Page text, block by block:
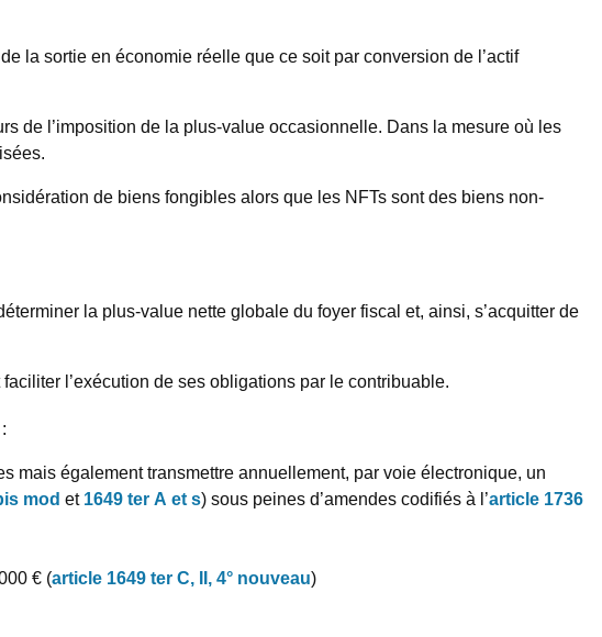
la sortie en économie réelle que ce soit par conversion de l’actif
de l’imposition de la plus-value occasionnelle. Dans la mesure où les
de biens fongibles alors que les NFTs sont des biens non-
la plus-value nette globale du foyer fiscal et, ainsi, s’acquitter de
l’exécution de ses obligations par le contribuable.
mais également transmettre annuellement, par voie électronique, un
mod et1649 ter A et s) sous peines d’amendes codifiés à l’article 1736
€ (article 1649 ter C, II, 4° nouveau)